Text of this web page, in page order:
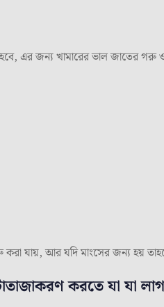
এর জন্য খামারের ভাল জাতের
আর যদি মাংসের জন্য হয় তাহলে
করতে যা যা